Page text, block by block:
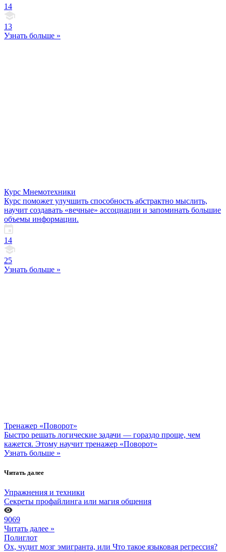
14
13
Узнать больше »
Курс Мнемотехники
Курс поможет улучшить способность абстрактно мыслить,
научит создавать «вечные» ассоциации и запоминать большие
объемы информации.
14
25
Узнать больше »
Тренажер «Поворот»
Быстро решать логические задачи — гораздо проще, чем
кажется. Этому научит тренажер «Поворот»
Узнать больше »
Читать далее
Упражнения и техники
Секреты профайлинга или магия общения
9069
Читать далее »
Полиглот
Ох, чудит мозг эмигранта, или Что такое языковая регрессия?